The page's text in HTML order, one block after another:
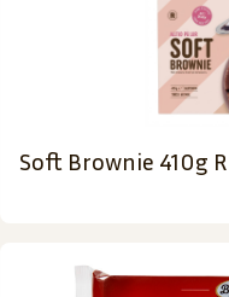
Soft Brownie 410g R